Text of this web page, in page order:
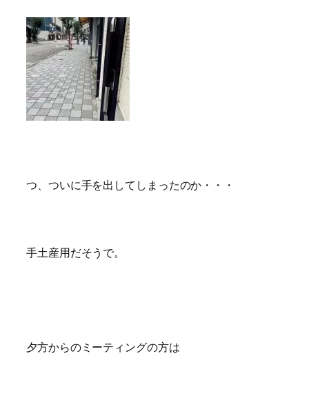
つ、ついに手を出してしまったのか・・・
手土産用だそうで。
夕方からのミーティングの方は